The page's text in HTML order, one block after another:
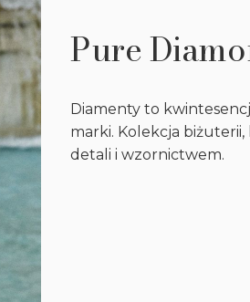
Pure
Diamenty to
marki. Kolekcja
detali i wzornictwem.